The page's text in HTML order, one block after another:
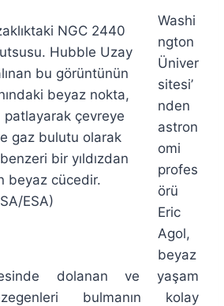
NGC 2440
Hubble Uzay
bu görüntünün
beyaz nokta,
patlayarak çevreye
gaz bulutu olarak
bir yıldızdan
beyaz cücedir.
ESA)
Washi
ngton
Üniver
sitesi’
nden
astron
omi
profes
örü
Eric
Agol,
beyaz
dolanan ve yaşam
bulmanın kolay